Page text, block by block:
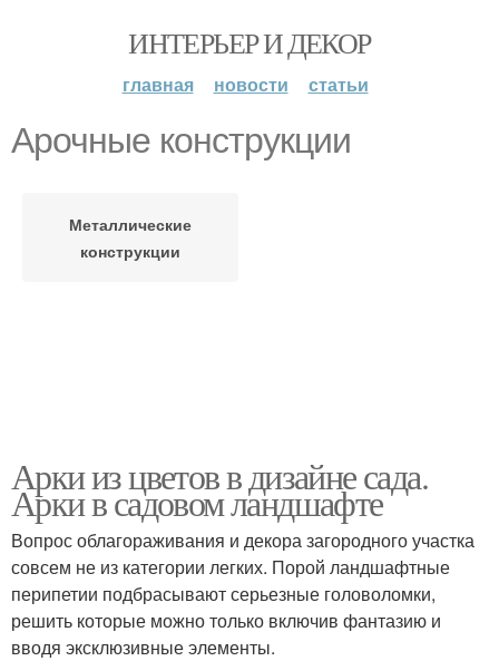
ИНТЕРЬЕР И ДЕКОР
главная новости статьи
Арочные конструкции
Металлические
конструкции
Арки из цветов в дизайне сада.
Арки в садовом ландшафте
Вопрос облагораживания и декора загородного участка
совсем не из категории легких. Порой ландшафтные
перипетии подбрасывают серьезные головоломки,
решить которые можно только включив фантазию и
вводя эксклюзивные элементы.